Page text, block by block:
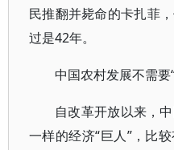
民推翻并毙命的卡扎菲
过是42年。
中国农村发展不需要
自改革开放以来，
一样的经济“巨人”，比